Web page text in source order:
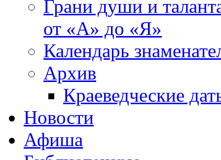
Грани души и
от «А» до «Я»
Календарь
Архив
Краеведческие
Новости
Афиша